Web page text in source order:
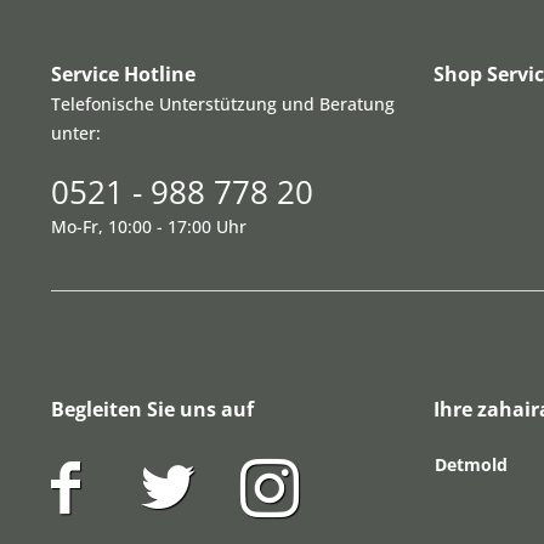
Service Hotline
Telefonische Unterstützung und Beratung
unter:
0521 - 988 778 20
Mo-Fr, 10:00 - 17:00 Uhr
Shop
Begleiten Sie uns auf Ihre
Detmold